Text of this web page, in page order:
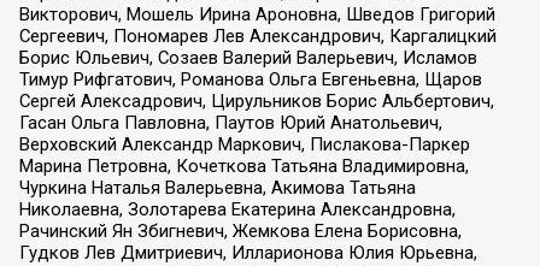
Викторович, Мошель Ирина Ароновна, Шведов Григорий
Сергеевич, Пономарев Лев Александрович, Каргалицкий
Борис Юльевич, Созаев Валерий Валерьевич, Исламов
Тимур Рифгатович, Романова Ольга Евгеньевна, Щаров
Сергей Алексадрович, Цирульников Борис Альбертович,
Гасан Ольга Павловна, Паутов Юрий Анатольевич,
Верховский Александр Маркович, Пислакова-Паркер
Марина Петровна, Кочеткова Татьяна Владимировна,
Чуркина Наталья Валерьевна, Акимова Татьяна
Николаевна, Золотарева Екатерина Александровна,
Рачинский Ян Збигневич, Жемкова Елена Борисовна,
Гудков Лев Дмитриевич, Илларионова Юлия Юрьевна,